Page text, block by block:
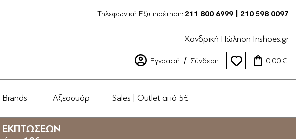
Τηλεφωνική Εξυπηρέτηση: 211 800 6999 | 210 598 0097
Χονδρική Πώληση Inshoes.gr
Εγγραφή Σύνδεση 0,00 €
Brands Αξεσουάρ Sales | Outlet από 5€
ΕΚΠΤΩΣΕΩΝ